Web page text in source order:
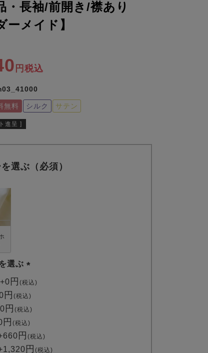
・長袖/前開き/襟あり
ーメイド】
税込
無料 シルク サテン
進呈 ]
選ぶ（必須）
選ぶ
(
)
+0 税込
税込
0 税込
税込
660 税込
1,320 税込